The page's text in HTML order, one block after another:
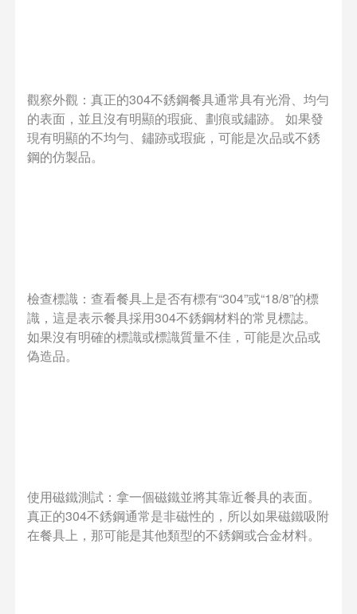
觀察外觀：真正的304不銹鋼餐具通常具有光滑、均勻
的表面，並且沒有明顯的瑕疵、劃痕或鏽跡。 如果發
現有明顯的不均勻、鏽跡或瑕疵，可能是次品或不銹
鋼的仿製品。
檢查標識：查看餐具上是否有標有“304”或“18/8”的標
識，這是表示餐具採用304不銹鋼材料的常見標誌。
如果沒有明確的標識或標識質量不佳，可能是次品或
偽造品。
使用磁鐵測試：拿一個磁鐵並將其靠近餐具的表面。
真正的304不銹鋼通常是非磁性的，所以如果磁鐵吸附
在餐具上，那可能是其他類型的不銹鋼或合金材料。